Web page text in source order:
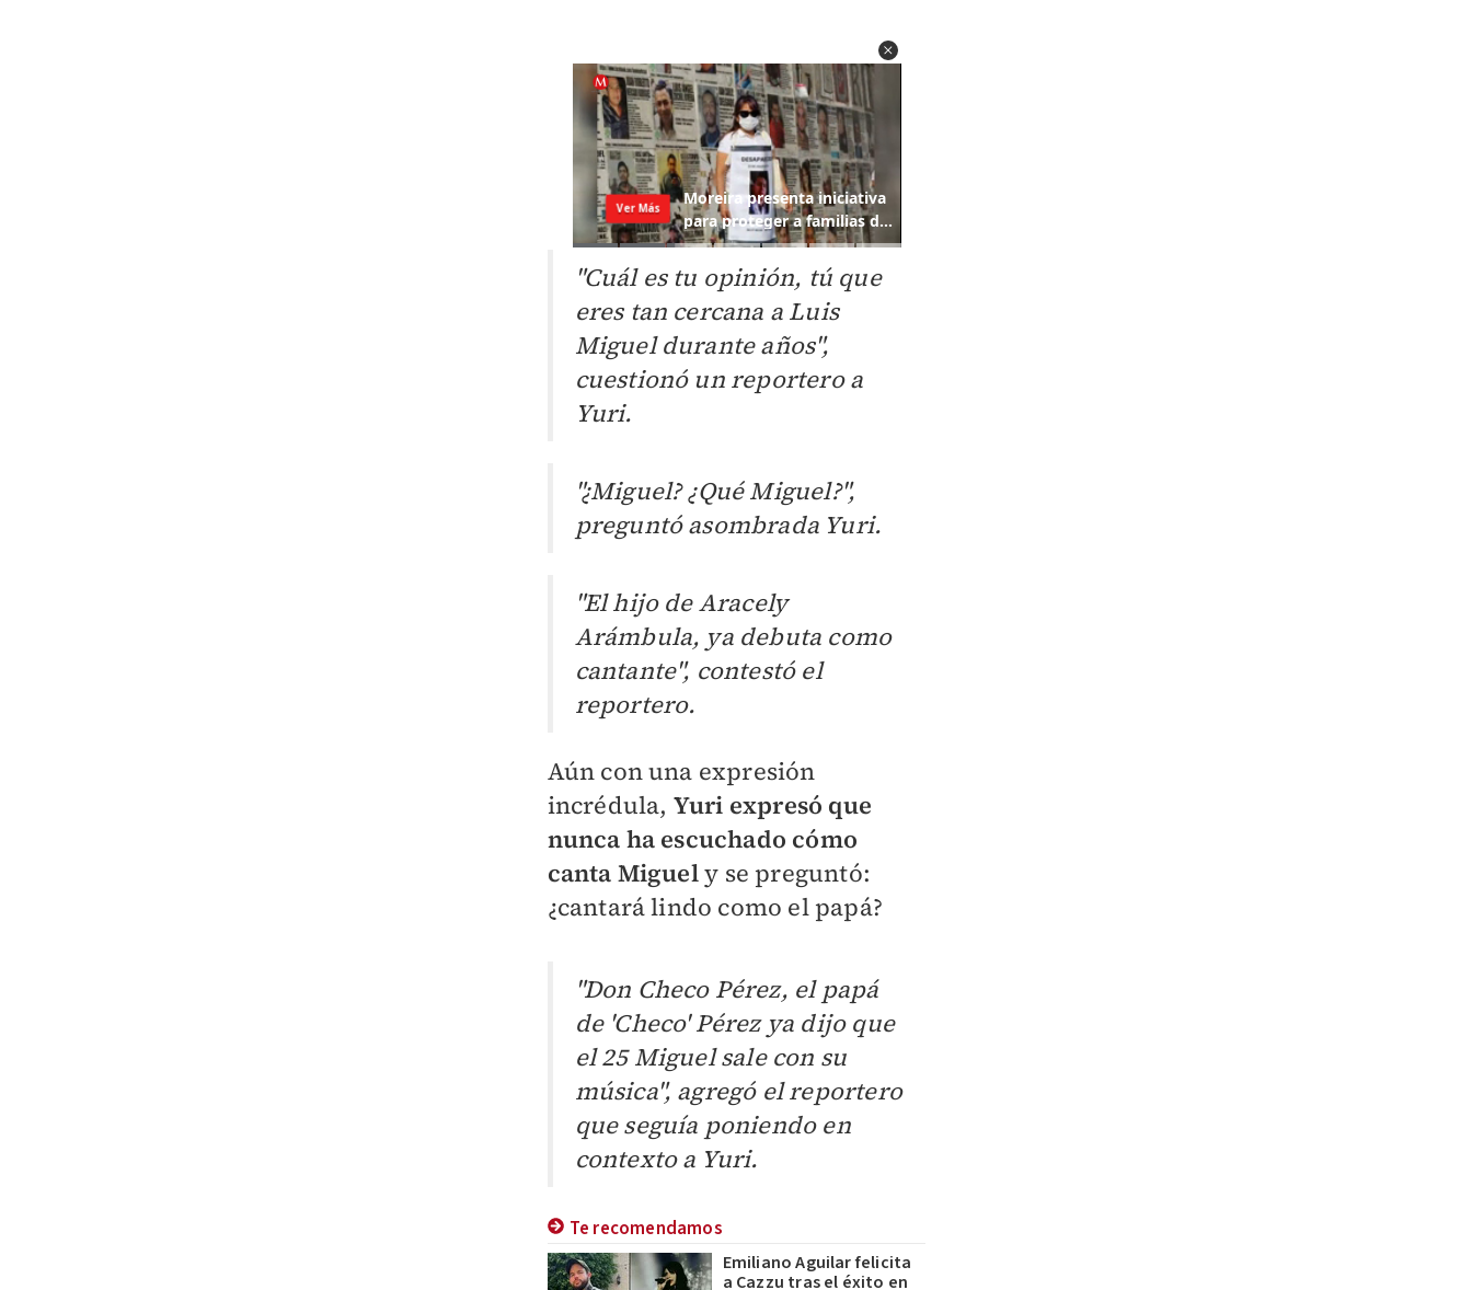
"Cuál es tu opinión, tú que
eres tan cercana a Luis
Miguel durante años",
cuestionó un reportero a
Yuri.
"¿Miguel? ¿Qué Miguel?",
preguntó asombrada Yuri.
"El hijo de Aracely
Arámbula, ya debuta como
cantante", contestó el
reportero.
Aún con una expresión
incrédula, Yuri expresó que
nunca ha escuchado cómo
canta Miguely se preguntó:
¿cantará lindo como el papá?
"Don Checo Pérez, el papá
de 'Checo' Pérez ya dijo que
el 25 Miguel sale con su
música", agregó el reportero
que seguía poniendo en
contexto a Yuri.
Te recomendamos
Emiliano Aguilar felicita
a Cazzu tras el éxito en